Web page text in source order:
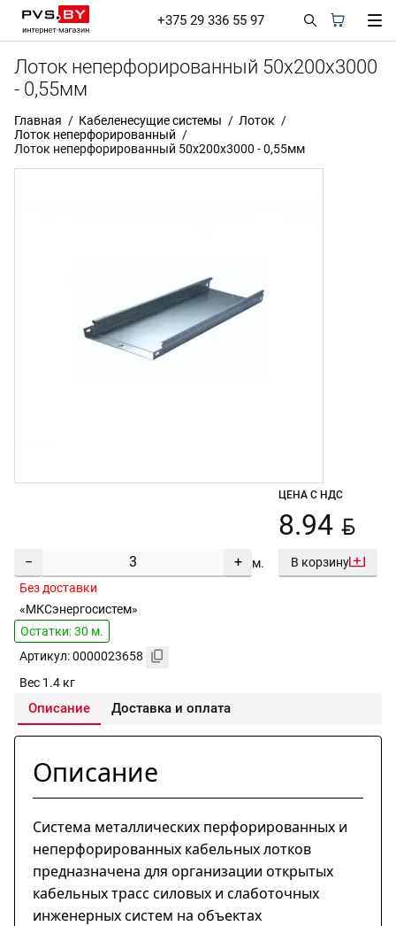
+375 29 336 55 97
Лоток неперфорированный 50х200х3000
- 0,55мм
Главная Кабеленесущие системы
Лоток
Лоток неперфорированный
Лоток неперфорированный 50х200х3000 - 0,55мм
− + м.
ЦЕНА С НДС
8.94 BYN
В корзину
Без доставки
«МКСэнергосистем»
Остатки: 30 м.
Артикул: 0000023658
Вес 1.4 кг
Описание Доставка и оплата
Описание
Система металлических перфорированных и
неперфорированных кабельных лотков
предназначена для организации открытых
кабельных трасс силовых и слаботочных
инженерных систем на объектах